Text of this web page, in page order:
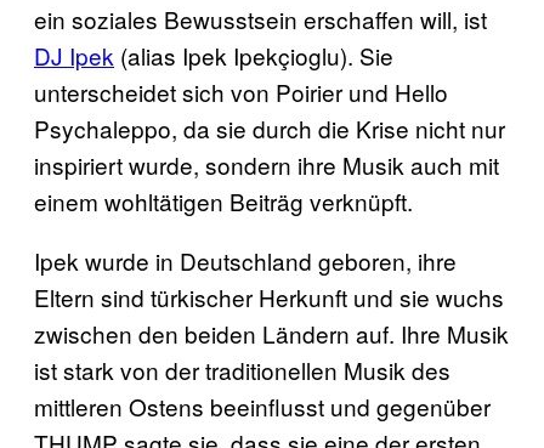
ein soziales Bewusstsein erschaffen will, ist
DJ Ipek (alias Ipek Ipekçioglu). Sie
unterscheidet sich von Poirier und Hello
Psychaleppo, da sie durch die Krise nicht nur
inspiriert wurde, sondern ihre Musik auch mit
einem wohltätigen Beiträg verknüpft.
Ipek wurde in Deutschland geboren, ihre
Eltern sind türkischer Herkunft und sie wuchs
zwischen den beiden Ländern auf. Ihre Musik
ist stark von der traditionellen Musik des
mittleren Ostens beeinflusst und gegenüber